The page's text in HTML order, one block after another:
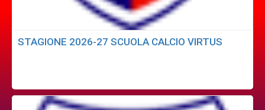
STAGIONE 2026-27 SCUOLA CALCIO VIRTUS